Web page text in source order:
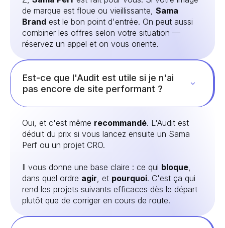
de marque est floue ou vieillissante, Sama
Brand est le bon point d'entrée. On peut aussi
combiner les offres selon votre situation —
réservez un appel et on vous oriente.
Est-ce que l'Audit est utile si je n'ai
pas encore de site performant ?
Oui, et c'est même recommandé. L'Audit est
déduit du prix si vous lancez ensuite un Sama
Perf ou un projet CRO.
Il vous donne une base claire : ce qui bloque
dans quel ordre agir , et pourquoi. C'est ça qui
rend les projets suivants efficaces dès le départ
plutôt que de corriger en cours de route.